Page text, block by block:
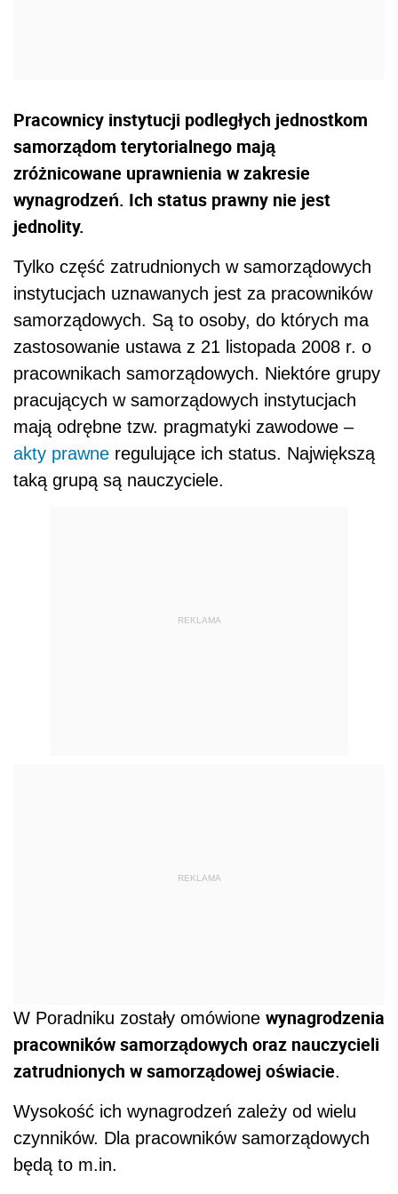
Pracownicy instytucji podległych jednostkom
samorządom terytorialnego mają
zróżnicowane uprawnienia w zakresie
wynagrodzeń. Ich status prawny nie jest
jednolity.
Tylko część zatrudnionych w samorządowych
instytucjach uznawanych jest za pracowników
samorządowych. Są to osoby, do których ma
zastosowanie ustawa z 21 listopada 2008 r. o
pracownikach samorządowych. Niektóre grupy
pracujących w samorządowych instytucjach
mają odrębne tzw. pragmatyki zawodowe –
akty prawne regulujące ich status. Największą
taką grupą są nauczyciele.
REKLAMA
REKLAMA
W Poradniku zostały omówione wynagrodzenia
pracowników samorządowych oraz nauczycieli
zatrudnionych w samorządowej oświacie.
Wysokość ich wynagrodzeń zależy od wielu
czynników. Dla pracowników samorządowych
będą to m.in.